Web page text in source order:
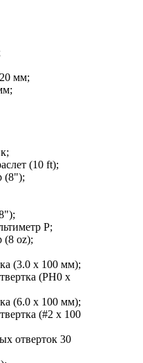
мм;
(10 ft);
(8");
P;
(8 oz);
(3.0 x 100 мм);
(PH0 x
(6.0 x 100 мм);
(#2 x 100
отверток 30